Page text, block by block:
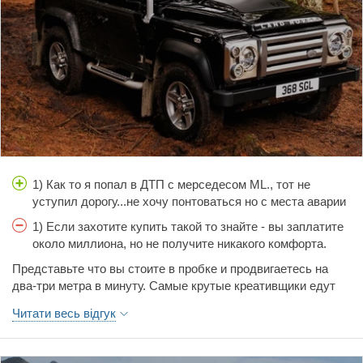
не беспокоило, единственно стала "потеть" передняя
правая фара и часто перегорают противотуманные фонари.
Начинаем задумываться о продаже, а что брать после этой
классной тачке- ума не приложу. Все новое сейчас говорят
сущий шлак, а старое брать не солидно. Короче надумаете
брать Дэф- не пожалеете, тачка супер, всем
Лэндровероводам физкульт-привет! Ни гвоздя, ни
полосатой палки, ни волосатой лапы!
1) Как то я попал в ДТП с мерседесом ML., тот не
уступил дорогу...не хочу понтоваться но с места аварии
я уехал сам, мерина же забрали на эвакуаторе, и мигал
он как новогодняя ёлка...У меня было разбито крыло,
которое я починил сам. 2) Мощная несущая рама
лестничного типа, на которую установлен алюминиево-
марганцевый кузо. 3) Всем конечно на всё пофиг, но в
тормозят...
1) Если захотите купить такой то знайте - вы заплатите
около миллиона, но не получите никакого комфорта.
Никакого....И в этом то и есть тайный смысл....Если
хотите комфорта - купите мерседес ML и ездейте на
асфальтовых дорогах, соответствующих строгому
ГОСТу... 2) Только дизельные двигатели. 3) Зимой долго
Представьте что вы стоите в пробке и продвигаетесь на
два-три метра в минуту. Самые крутые креативщики едут
тротуару, если в городе, а если на трассе то по траве... На
короткобазом "Дефендере" пробок на трассе не
существует. Гаишники могут взять за гланды если вы едете
Читати весь відгук